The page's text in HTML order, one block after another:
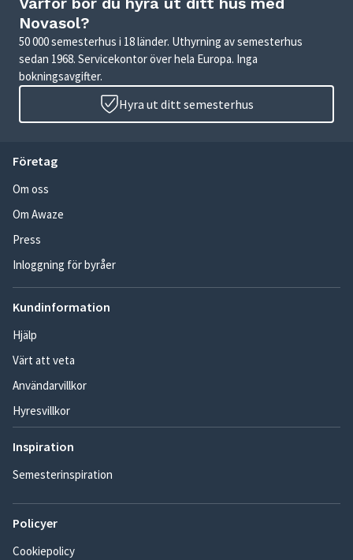
Novasol?
50 000 semesterhus i 18 länder. Uthyrning av semesterhus
sedan 1968. Servicekontor över hela Europa. Inga
bokningsavgifter.
Hyra ut ditt semesterhus
Företag
Om oss
Om Awaze
Press
Inloggning för byråer
Kundinformation
Hjälp
Värt att veta
Användarvillkor
Hyresvillkor
Inspiration
Semesterinspiration
Policyer
Cookiepolicy